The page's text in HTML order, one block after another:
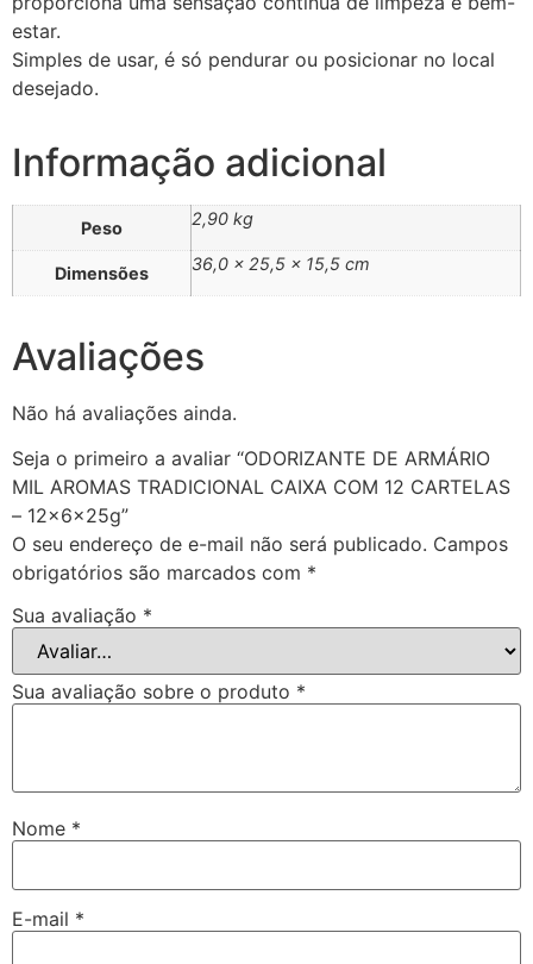
estar.
Simples de usar, é só pendurar ou posicionar no local
desejado.
Informação adicional
Peso 2,90 kg
Dimensões 36,0 × 25,5 × 15,5 cm
Avaliações
Não há avaliações ainda.
Seja o primeiro a avaliar “ODORIZANTE DE ARMÁRIO
MIL AROMAS TRADICIONAL CAIXA COM 12 CARTELAS
– 12x6x25g”
O seu endereço de e-mail não será publicado. Campos
obrigatórios são marcados com *
Sua avaliação *
Sua avaliação sobre o produto *
Nome *
E-mail *